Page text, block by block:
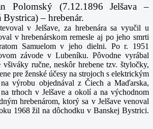
Polomský (7.12.1896 Jelšava –
– hrebenár.
v Jelšave, za hrebenára sa vyučil u
v hrebenárskom remesle aj po jeho smrti
Samuelom v jeho dielni. Po r. 1951
závode v Lubeníku. Pôvodne vyrábal
všiváky ručne, neskôr hrebene tzv. štyločky,
pre ženské účesy na strojoch s elektrickým
výrobu objednával z Čiech a Maďarska,
trhoch v Jelšave a okolí a na východnom
hrebenárom, ktorý sa v Jelšave venoval
1968 žil na dôchodku v Banskej Bystrici.